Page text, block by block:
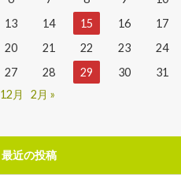
13
14 15 16 17
20
21 22 23 24
27
28 29 30
31
月
2月 »
最近の投稿